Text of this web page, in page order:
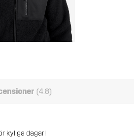
(4.8)
kyliga dagar!